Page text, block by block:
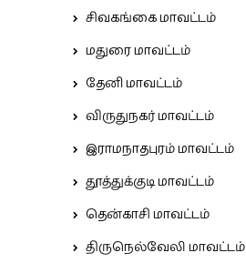
சிவகங்கை மாவட்டம்
மதுரை மாவட்டம்
தேனி மாவட்டம்
விருதுநகர் மாவட்டம்
இராமநாதபுரம் மாவட்டம்
தூத்துக்குடி மாவட்டம்
தென்காசி மாவட்டம்
திருநெல்வேலி மாவட்டம்